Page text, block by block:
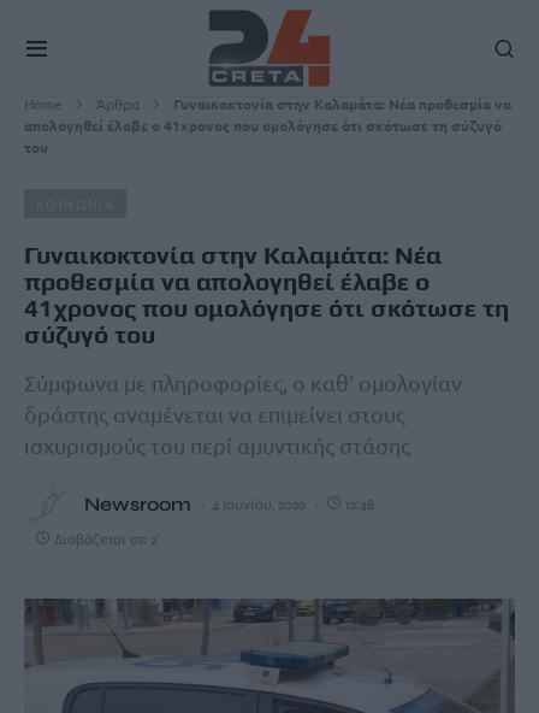
Home Άρθρα
Γυναικοκτονία στην Καλαμάτα: Νέα προθεσμία να
απολογηθεί έλαβε ο 41χρονος που ομολόγησε ότι σκότωσε τη σύζυγό
του
Γυναικοκτονία στην Καλαμάτα: Νέα
προθεσμία να απολογηθεί έλαβε ο
41χρονος που ομολόγησε ότι σκότωσε τη
σύζυγό του
Σύμφωνα με πληροφορίες, ο καθ’ ομολογίαν
δράστης αναμένεται να επιμείνει στους
ισχυρισμούς του περί αμυντικής στάσης
Newsroom 4 Ιουνίου, 2026 12:48
Διαβάζεται σε 2'